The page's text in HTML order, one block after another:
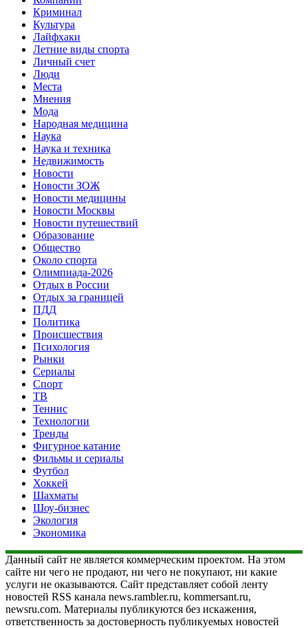
Криминал
Культура
Лайфхаки
Летние виды спорта
Личный счет
Люди
Места
Мнения
Мода
Народная медицина
Наука
Наука и техника
Недвижимость
Новости
Новости ЗОЖ
Новости медицины
Новости Москвы
Новости путешествий
Образование
Общество
Около спорта
Олимпиада-2026
Отдых в России
Отдых за границей
ПДД
Политика
Происшествия
Психология
Рынки
Сериалы
Спорт
ТВ
Теннис
Технологии
Тренды
Фигурное катание
Фильмы и сериалы
Футбол
Хоккей
Шахматы
Шоу-бизнес
Экология
Экономика
Данный сайт не является коммерческим проектом. На этом
сайте ни чего не продают, ни чего не покупают, ни какие
услуги не оказываются. Сайт представляет собой ленту
новостей RSS канала news.rambler.ru, kommersant.ru,
newsru.com. Материалы публикуются без искажения,
ответственность за достоверность публикуемых новостей